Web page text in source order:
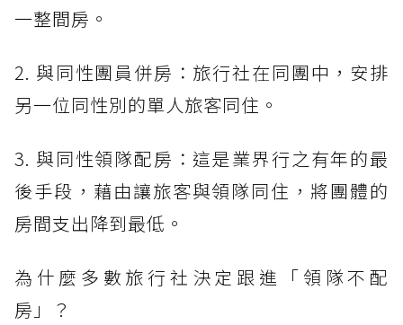
一整間房。
2. 與同性團員併房：旅行社在同團中，安排
另一位同性別的單人旅客同住。
3. 與同性領隊配房：這是業界行之有年的最
後手段，藉由讓旅客與領隊同住，將團體的
房間支出降到最低。
為什麼多數旅行社決定跟進「領隊不配
房」？